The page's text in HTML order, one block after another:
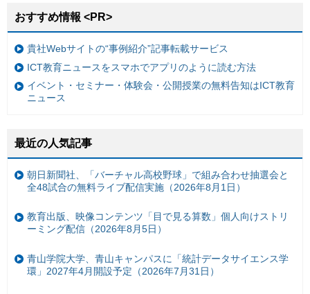
おすすめ情報 <PR>
貴社Webサイトの“事例紹介”記事転載サービス
ICT教育ニュースをスマホでアプリのように読む方法
イベント・セミナー・体験会・公開授業の無料告知はICT教育
ニュース
最近の人気記事
朝日新聞社、「バーチャル高校野球」で組み合わせ抽選会と
全48試合の無料ライブ配信実施（2026年8月1日）
教育出版、映像コンテンツ「目で見る算数」個人向けストリ
ーミング配信（2026年8月5日）
青山学院大学、青山キャンパスに「統計データサイエンス学
環」2027年4月開設予定（2026年7月31日）